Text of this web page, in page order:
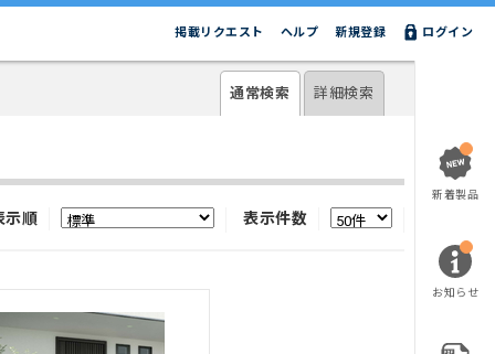
ログイン
新規登録
ヘルプ
掲載リクエスト
通常検索 詳細検索
示順 表示件数
新着製品
お知らせ